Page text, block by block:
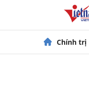
Chính trị